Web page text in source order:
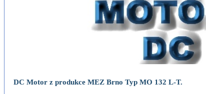
DC Motor z produkce MEZ Brno Typ MO 132 L-T.